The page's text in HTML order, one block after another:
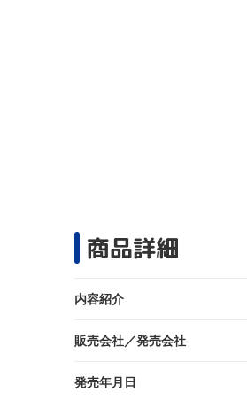
商品詳細
内容紹介
販売会社／発売会社
発売年月日